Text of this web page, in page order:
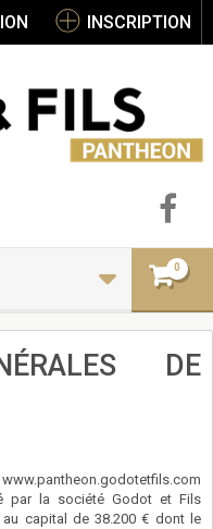
INSCRIPTION
0
DE
par la société Godot et Fils
capital de 38.200 € dont le